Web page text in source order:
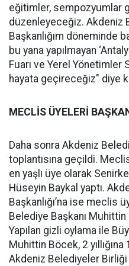
eğitimler, sempozyumlar
düzenleyeceğiz. Akdeniz
Başkanlığım döneminde
bu yana yapılmayan
Fuarı ve Yerel Yönetimler
hayata geçireceğiz" diye
MECLİS ÜYELERİ
Daha sonra Akdeniz
toplantısına geçildi.
en yaşlı üye olarak
Hüseyin Baykal yaptı.
Başkanlığı’na ise meclis
Belediye Başkanı
Yapılan gizli oylama ile
Muhittin Böcek, 2
Akdeniz Belediyeler Birliği